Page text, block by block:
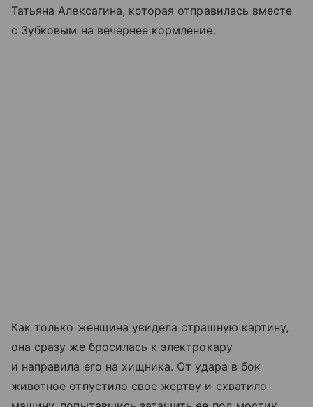
Татьяна Алексагина, которая отправилась вместе
с Зубковым на вечернее кормление.
Как только женщина увидела страшную картину,
она сразу же бросилась к электрокару
и направила его на хищника. От удара в бок
животное отпустило свое жертву и схватило